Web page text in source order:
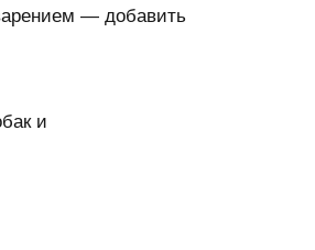
— добавить
и